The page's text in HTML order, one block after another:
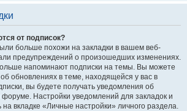
от подписок?
больше похожи на закладки в вашем веб-
предупреждений о произошедших изменениях.
напоминают подписки на темы. Вы можете
обновлениях в теме, находящейся у вас в
вы будете получать уведомления об
Настройки уведомлений для закладок и
вкладке «Личные настройки» личного раздела.